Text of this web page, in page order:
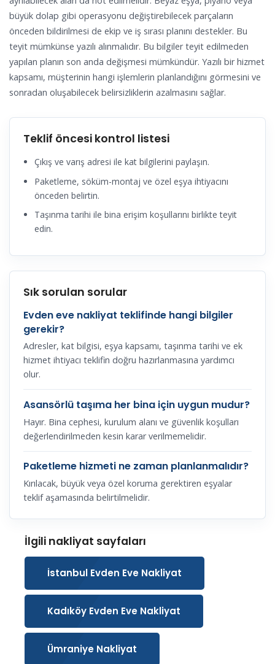
büyük dolap gibi operasyonu değiştirebilecek parçaların
önceden bildirilmesi de ekip ve iş sırası planını destekler. Bu
teyit mümkünse yazılı alınmalıdır. Bu bilgiler teyit edilmeden
yapılan planın son anda değişmesi mümkündür. Yazılı bir hizmet
kapsamı, müşterinin hangi işlemlerin planlandığını görmesini ve
sonradan oluşabilecek belirsizliklerin azalmasını sağlar.
Teklif öncesi kontrol listesi
Çıkış ve varış adresi ile kat bilgilerini paylaşın.
Paketleme, söküm-montaj ve özel eşya ihtiyacını
önceden belirtin.
Taşınma tarihi ile bina erişim koşullarını birlikte teyit
edin.
Sık sorulan sorular
Evden eve nakliyat teklifinde hangi bilgiler
gerekir?
Adresler, kat bilgisi, eşya kapsamı, taşınma tarihi ve ek
hizmet ihtiyacı teklifin doğru hazırlanmasına yardımcı
olur.
Asansörlü taşıma her bina için uygun mudur?
Hayır. Bina cephesi, kurulum alanı ve güvenlik koşulları
değerlendirilmeden kesin karar verilmemelidir.
Paketleme hizmeti ne zaman planlanmalıdır?
Kırılacak, büyük veya özel koruma gerektiren eşyalar
teklif aşamasında belirtilmelidir.
İlgili nakliyat sayfaları
İstanbul Evden Eve Nakliyat
Kadıköy Evden Eve Nakliyat
Ümraniye Nakliyat